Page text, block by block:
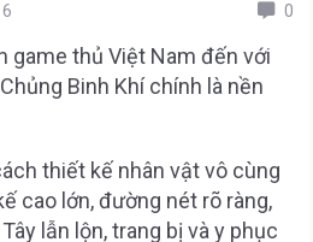
0
game thủ Việt Nam đến với
Binh Khí chính là nền
thiết kế nhân vật vô cùng
cao lớn, đường nét rõ ràng,
lẫn lộn, trang bị và y phục